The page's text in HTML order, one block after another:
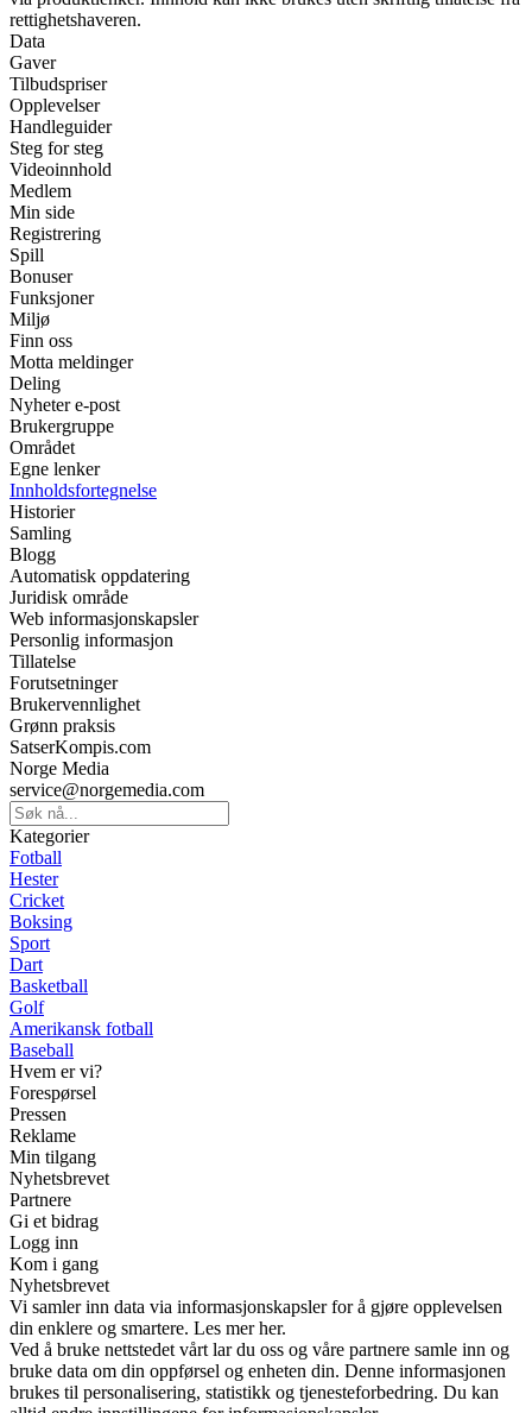
rettighetshaveren.
Data
Gaver
Tilbudspriser
Opplevelser
Handleguider
Steg for steg
Videoinnhold
Medlem
Min side
Registrering
Spill
Bonuser
Funksjoner
Miljø
Finn oss
Motta meldinger
Deling
Nyheter e-post
Brukergruppe
Området
Egne lenker
Innholdsfortegnelse
Historier
Samling
Blogg
Automatisk oppdatering
Juridisk område
Web informasjonskapsler
Personlig informasjon
Tillatelse
Forutsetninger
Brukervennlighet
Grønn praksis
SatserKompis.com
Norge Media
service@norgemedia.com
Kategorier
Fotball
Hester
Cricket
Boksing
Sport
Dart
Basketball
Golf
Amerikansk fotball
Baseball
Hvem er vi?
Forespørsel
Pressen
Reklame
Min tilgang
Nyhetsbrevet
Partnere
Gi et bidrag
Logg inn
Kom i gang
Nyhetsbrevet
Vi samler inn data via informasjonskapsler for å gjøre opplevelsen
din enklere og smartere. Les mer her.
Ved å bruke nettstedet vårt lar du oss og våre partnere samle inn og
bruke data om din oppførsel og enheten din. Denne informasjonen
brukes til personalisering, statistikk og tjenesteforbedring. Du kan